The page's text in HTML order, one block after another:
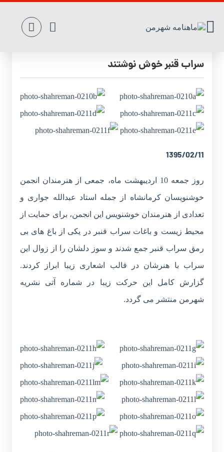
خوشنویسان کرمانشاهی برای درختان خشک
سراب قنبر خوش نوشتند
1395/02/11
روز جمعه 10 اردیبهشت ماه، جمعی از هنرمندان انجمن
خوشنویسان کرمانشاه از جمله استاد عبدالله جواری و
تعدادی از هنرمندان خوشنویس این انجمن، برای حمایت از
محیط زیست و باغات سراب قنبر در یکی از باغ های بی
رمق سراب قنبر جمع شدند و سوز دلشان را از زوال این
سراب با هنرشان در قالب اشعاری زیبا ابراز کردند.
گزارش کامل این حرکت زیبا در شماره آتی نشریه
شهرمن منتشر می گردد.